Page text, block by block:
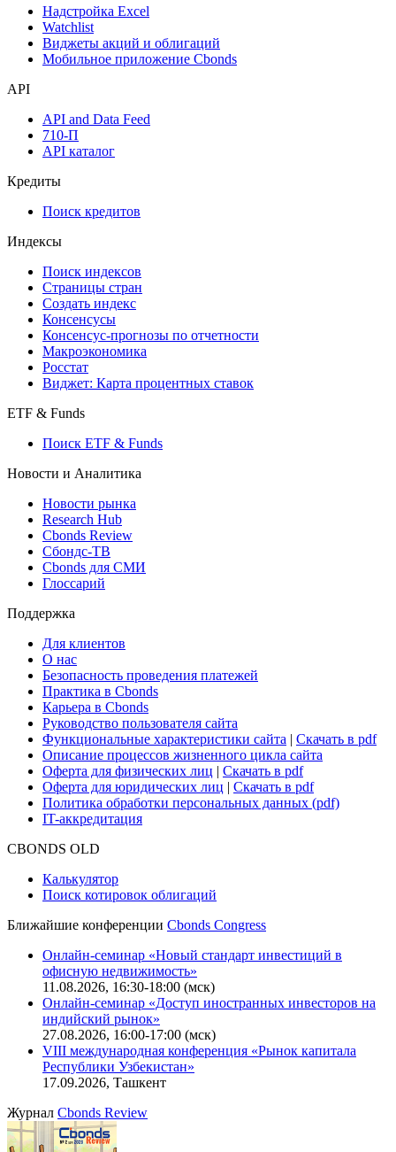
Календарь инвестора
Инструментарий
Надстройка Excel
Мобильное приложение Cbonds
API
API and Data Feed
API каталог
Кредиты
Поиск кредитов
Индексы
Поиск индексов
Страницы стран
Создать индекс
Консенсусы
Консенсус-прогнозы по отчетности
Макроэкономика
Виджет: Карта процентных ставок
ETF & Funds
Поиск ETF & Funds
Новости и Аналитика
Новости рынка
Research Hub
Cbonds Review
Сбондс-ТВ
Глоссарий
Поддержка
Для клиентов
О нас
Безопасность проведения платежей
Практика в Cbonds
Карьера в Cbonds
Руководство пользователя сайта
Функциональные характеристики сайта|Скачать в pdf
Описание процессов жизненного цикла сайта
Оферта для физических лиц
Оферта для юридических лиц
IT-аккредитация
Поиск котировок облигаций
Ближайшие конференцииCbonds Congress
Онлайн-семинар «Новый стандарт инвестиций в
офисную недвижимость»
11.08.2026, 16:30-18:00 (мск)
Онлайн-семинар «Доступ иностранных инвесторов на
индийский рынок»
VIII международная конференция «Рынок капитала
Республики Узбекистан»
17.09.2026, Ташкент